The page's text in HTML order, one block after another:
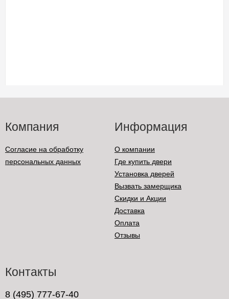
Компания
Согласие на обработку
персональных данных
Информация
О компании
Где купить двери
Установка дверей
Вызвать замерщика
Скидки и Акции
Доставка
Оплата
Отзывы
Контакты
8 (495) 777-67-40